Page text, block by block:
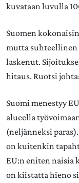
kuvataan luvulla
Suomen
mutta suhteellinen
laskenut.
hitaus. Ruotsi
Suomi menestyy
alueella
(neljänneksi
on kuitenkin
EU:n eniten naisia
on kiistatta hieno